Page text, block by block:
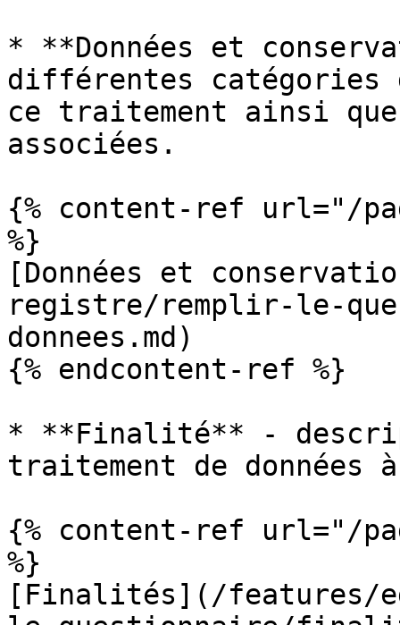
* **Données et
différentes catégories
ce traitement ainsi
associées.
{% content-ref url="/
%}
[Données et
registre/remplir-le-
donnees.md)
{% endcontent-ref %}
* **Finalité** -
traitement de données
{% content-ref url="/
%}
[Finalités](/features/